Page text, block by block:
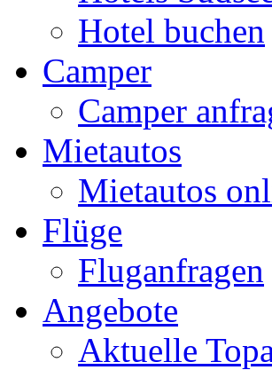
Hotel buchen
Camper
Camper
Mietautos
Mietautos
Flüge
Fluganfragen
Angebote
Aktuelle